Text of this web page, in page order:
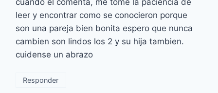
leer y encontrar como se conocieron porque
son una pareja bien bonita espero que nunca
cambien son lindos los 2 y su hija tambien.
cuidense un abrazo
Responder